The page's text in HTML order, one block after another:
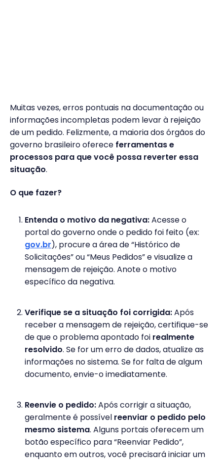
Muitas vezes, erros pontuais na documentação ou
informações incompletas podem levar à rejeição
de um pedido. Felizmente, a maioria dos órgãos do
governo brasileiro oferece ferramentas e
processos para que você possa reverter essa
situação.
O que fazer?
Entenda o motivo da negativa:Acesse o
portal do governo onde o pedido foi feito (ex:
gov.br), procure a área de “Histórico de
Solicitações” ou “Meus Pedidos” e visualize a
mensagem de rejeição. Anote o motivo
específico da negativa.
Verifique se a situação foi corrigida:Após
receber a mensagem de rejeição, certifique-se
de que o problema apontado foi realmente
resolvido. Se for um erro de dados, atualize as
informações no sistema. Se for falta de algum
documento, envie-o imediatamente.
Reenvie o pedido:Após corrigir a situação,
geralmente é possível reenviar o pedido pelo
mesmo sistema. Alguns portais oferecem um
botão específico para “Reenviar Pedido”,
enquanto em outros, você precisará iniciar um